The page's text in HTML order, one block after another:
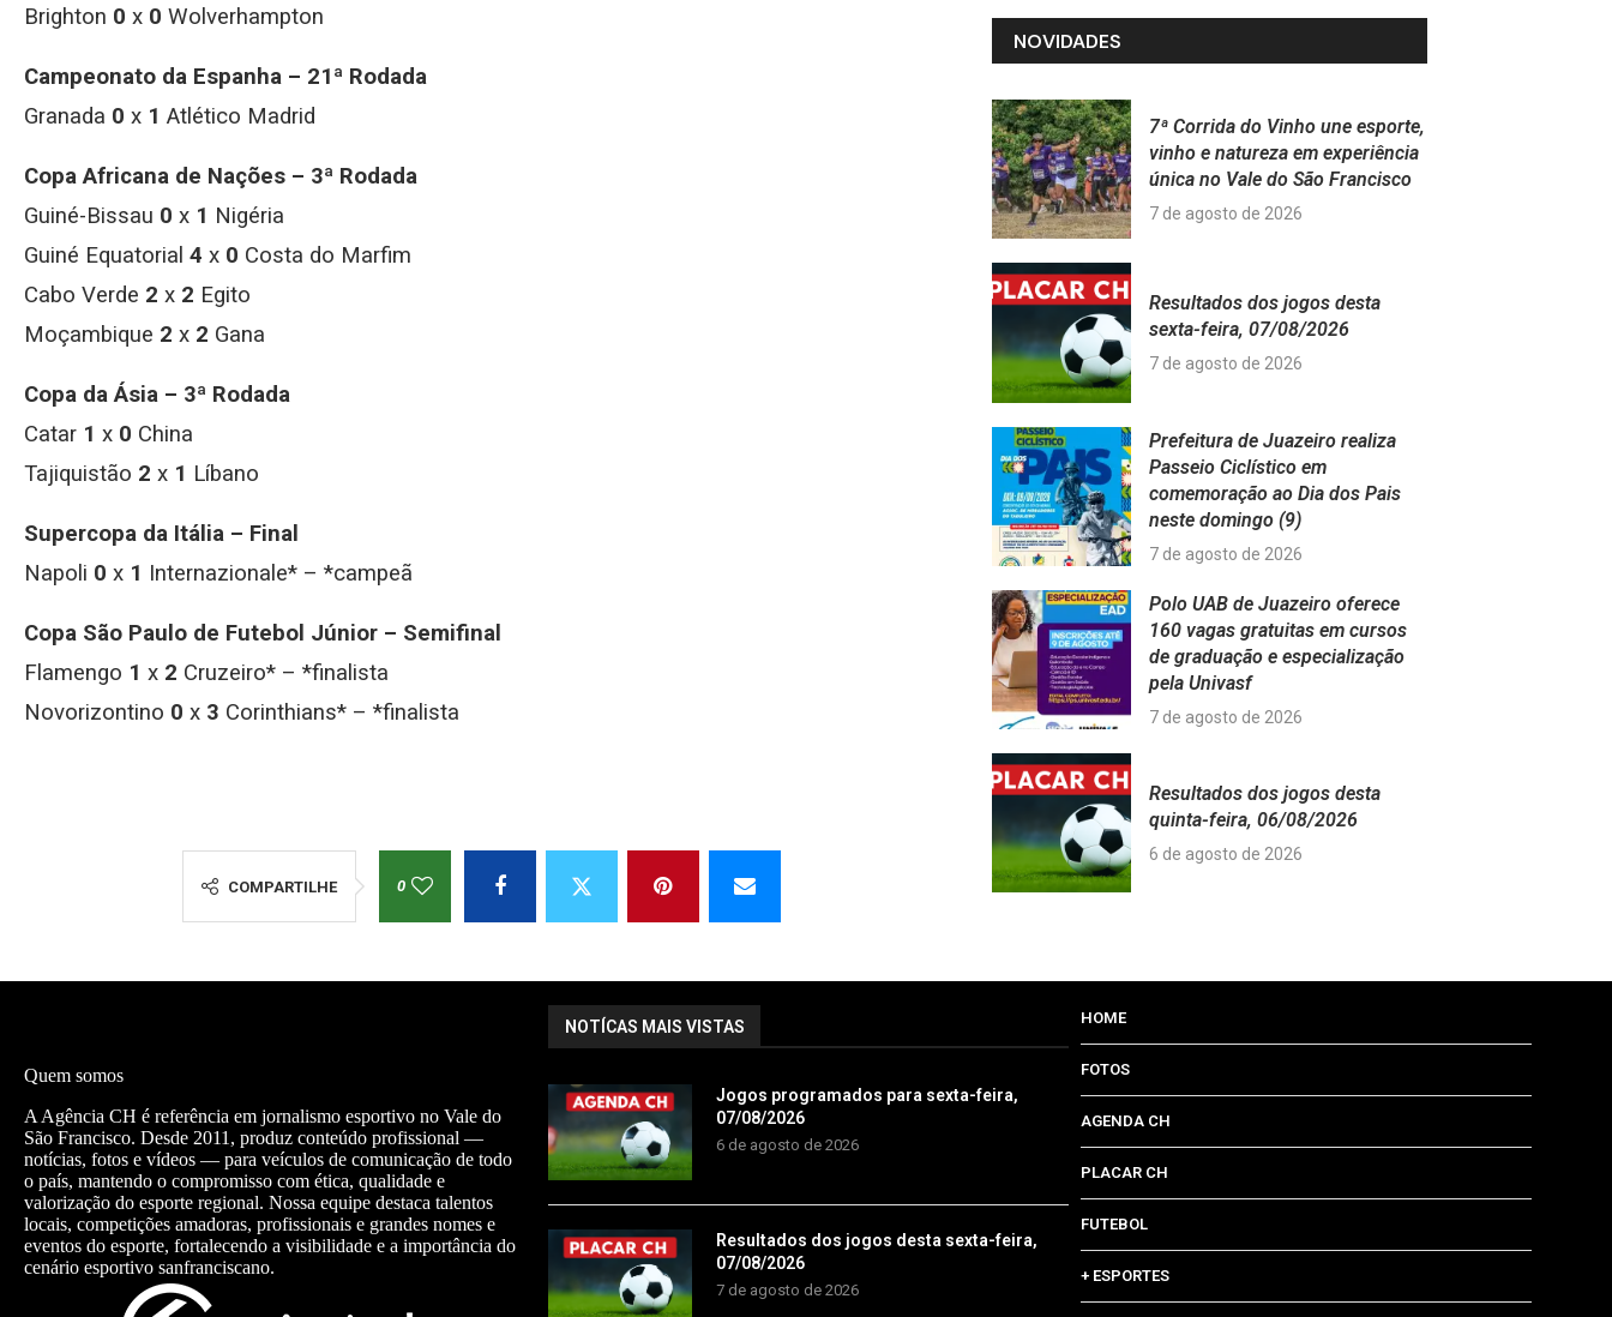
Brighton 0 x 0 Wolverhampton
Campeonato da Espanha – 21ª Rodada
Granada 0 x 1 Atlético Madrid
Copa Africana de Nações – 3ª Rodada
Guiné-Bissau 0 x 1 Nigéria
Guiné Equatorial 4 x 0 Costa do Marfim
Cabo Verde 2 x 2 Egito
Moçambique 2 x 2 Gana
Copa da Ásia – 3ª Rodada
Catar 1 x 0 China
Tajiquistão 2 x 1 Líbano
Supercopa da Itália – Final
Napoli 0 x 1 Internazionale* – *campeã
Copa São Paulo de Futebol Júnior – Semifinal
Flamengo 1 x 2 Cruzeiro* – *finalista
Novorizontino 0 x 3 Corinthians* – *finalista
COMPARTILHE 0
NOVIDADES
7ª Corrida do Vinho une esporte,
vinho e natureza em experiência
única no Vale do São Francisco
7 de agosto de 2026
Resultados dos jogos desta
sexta-feira, 07/08/2026
7 de agosto de 2026
Prefeitura de Juazeiro realiza
Passeio Ciclístico em
comemoração ao Dia dos Pais
neste domingo (9)
7 de agosto de 2026
Polo UAB de Juazeiro oferece
160 vagas gratuitas em cursos
de graduação e especialização
pela Univasf
7 de agosto de 2026
Resultados dos jogos desta
quinta-feira, 06/08/2026
6 de agosto de 2026
Quem somos
A Agência CH é referência em jornalismo esportivo no Vale do
São Francisco. Desde 2011, produz conteúdo profissional —
notícias, fotos e vídeos — para veículos de comunicação de todo
o país, mantendo o compromisso com ética, qualidade e
valorização do esporte regional. Nossa equipe destaca talentos
locais, competições amadoras, profissionais e grandes nomes e
eventos do esporte, fortalecendo a visibilidade e a importância do
cenário esportivo sanfranciscano.
NOTÍCAS MAIS VISTAS
Jogos programados para sexta-feira,
07/08/2026
6 de agosto de 2026
Resultados dos jogos desta sexta-feira,
07/08/2026
7 de agosto de 2026
HOME
FOTOS
AGENDA CH
PLACAR CH
FUTEBOL
+ ESPORTES